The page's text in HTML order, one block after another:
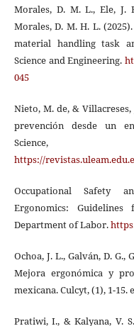
Morales, D. M. L., Ele, J.
Morales, D. M. H. L.
material handling task
Science and Engineering.
045
Nieto, M. de, &
prevención desde un
Science,
https://
Occupational Safety
Ergonomics:
Department of Labor.
Ochoa, J. L., Galván, D. G.,
Mejora ergonómica y
mexicana. Culcyt, (1), 1-15.
Pratiwi, I., & Kalyana, V.